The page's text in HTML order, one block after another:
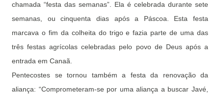
chamada “festa das semanas”. Ela é celebrada durante sete
semanas, ou cinquenta dias após a Páscoa. Esta festa
marcava o fim da colheita do trigo e fazia parte de uma das
três festas agrícolas celebradas pelo povo de Deus após a
entrada em Canaã.
Pentecostes se tornou também a festa da renovação da
aliança: “Comprometeram-se por uma aliança a buscar Javé,